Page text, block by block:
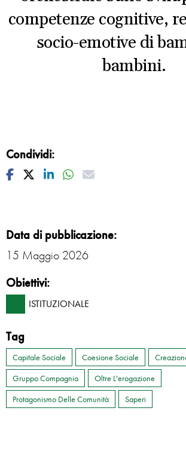
competenze cognitive,
socio-emotive di
bambini.
Condividi:
Facebook
TwitterLinkedinWhatsapp
Mail
Data di pubblicazione:
15 Maggio 2026
Obiettivi:
ISTITUZIONALE
Tag
Capitale Sociale Coesione Sociale
Gruppo Compagnia
Oltre L'erogazione
Protagonismo Delle Comunità
Saperi